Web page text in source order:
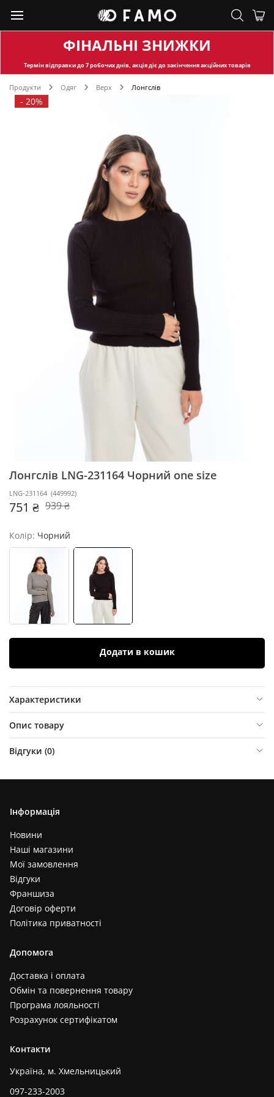
ФІНАЛЬНІ ЗНИЖКИ
Термін відправкидо 7 робочих днів, акція діє до закінчення акційних товарів
Продукти Одяг Верх Лонгслів
- 20%
Лонгслів LNG-231164 Чорний one size
LNG-231164 (449992)
751 ₴ 939 ₴
Колір: Чорний
Додати в кошик
Характеристики
Опис товару
Відгуки (0)
Інформація
Новини
Наші магазини
Мої замовлення
Відгуки
Франшиза
Договір оферти
Політика приватності
Допомога
Доставка і оплата
Обмін та повернення товару
Програма лояльності
Розрахунок сертифікатом
Контакти
Україна, м. Хмельницький
097-233-2003